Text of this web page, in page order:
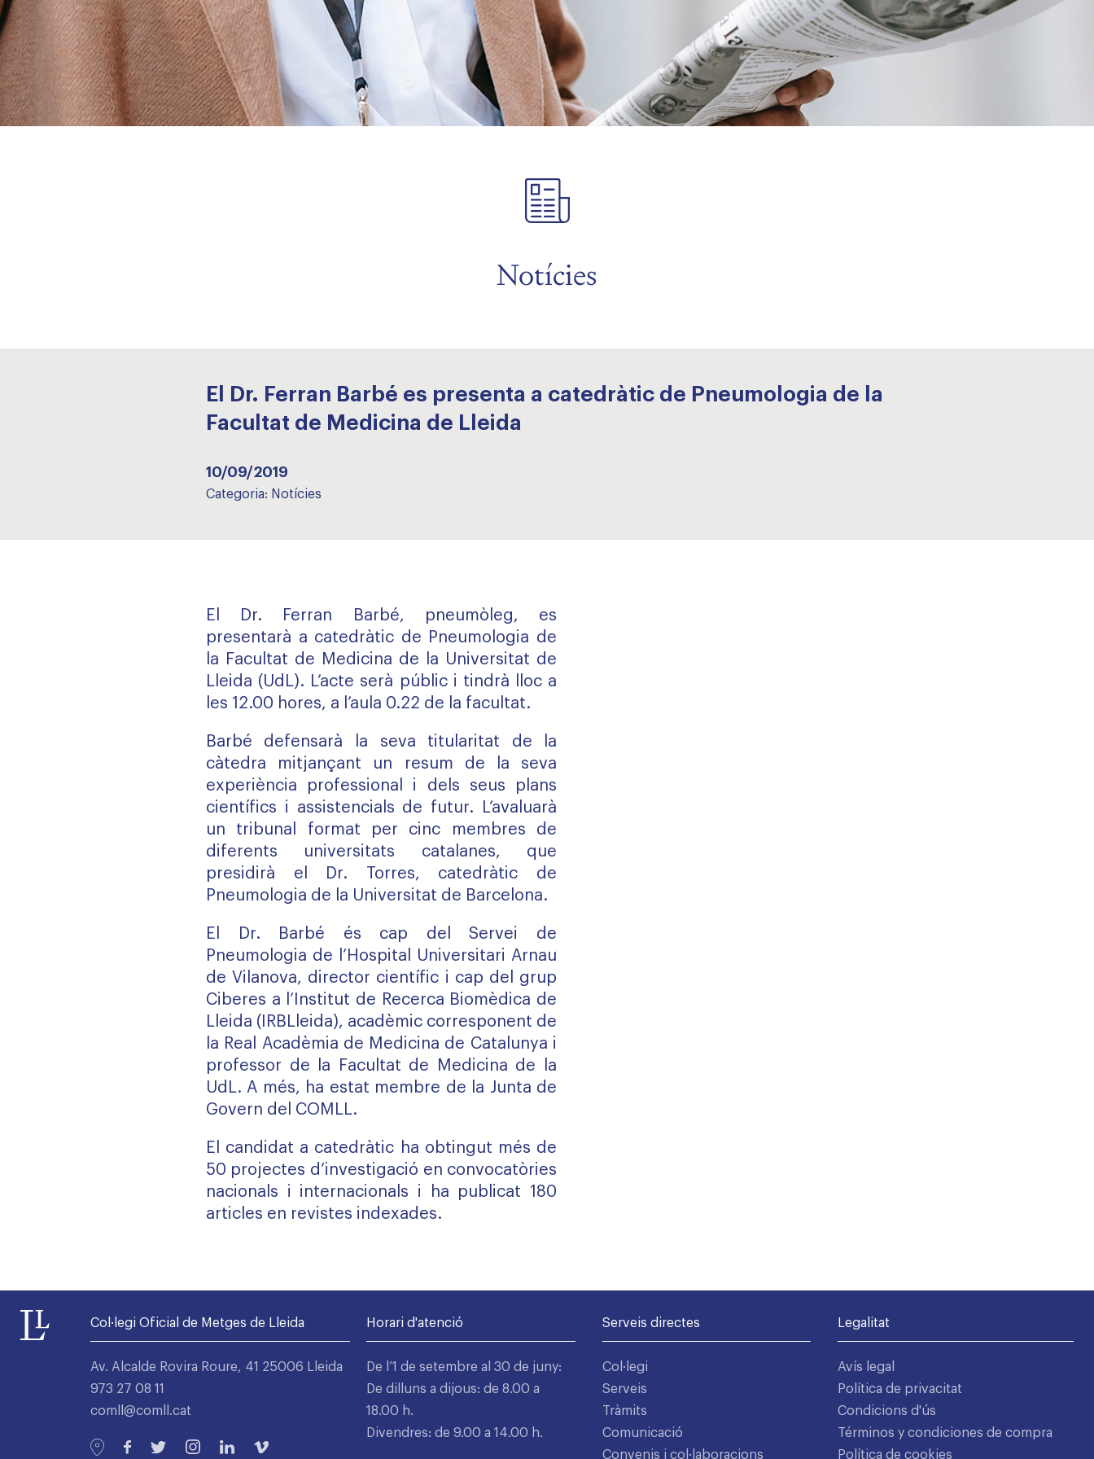
Notícies
El Dr. Ferran Barbé es presenta a catedràtic de Pneumologia de la
Facultat de Medicina de Lleida
10/09/2019
Categoria: Notícies
El Dr. Ferran Barbé, pneumòleg, es
presentarà a catedràtic de Pneumologia de
la Facultat de Medicina de la Universitat de
Lleida (UdL). L’acte serà públic i tindrà lloc a
les 12.00 hores, a l’aula 0.22 de la facultat.
Barbé defensarà la seva titularitat de la
càtedra mitjançant un resum de la seva
experiència professional i dels seus plans
científics i assistencials de futur. L’avaluarà
un tribunal format per cinc membres de
diferents universitats catalanes, que
presidirà el Dr. Torres, catedràtic de
Pneumologia de la Universitat de Barcelona.
El Dr. Barbé és cap del Servei de
Pneumologia de l’Hospital Universitari Arnau
de Vilanova, director científic i cap del grup
Ciberes a l’Institut de Recerca Biomèdica de
Lleida (IRBLleida), acadèmic corresponent de
la Real Acadèmia de Medicina de Catalunya i
professor de la Facultat de Medicina de la
UdL. A més, ha estat membre de la Junta de
Govern del COMLL.
El candidat a catedràtic ha obtingut més de
50 projectes d’investigació en convocatòries
nacionals i internacionals i ha publicat 180
articles en revistes indexades.
Col·legi Oficial de Metges de Lleida
Av. Alcalde Rovira Roure, 41 25006 Lleida
973 27 08 11
comll@comll.cat
Horari d'atenció
De l’1 de setembre al 30 de juny:
De dilluns a dijous: de 8.00 a
18.00 h.
Divendres: de 9.00 a 14.00 h.
Serveis directes
Col·legi
Serveis
Tràmits
Comunicació
Convenis i col·laboracions
Legalitat
Avís legal
Política de privacitat
Condicions d'ús
Términos y condiciones de compra
Política de cookies